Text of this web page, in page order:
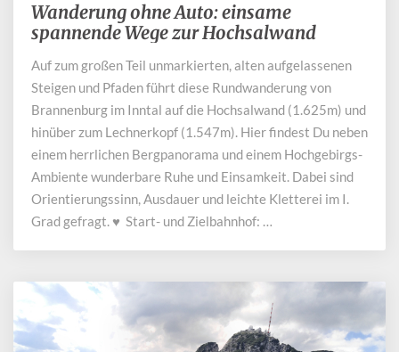
Wanderung
ohne
einsame
spannende
Wege
zur
Hochsalwand
Wanderung ohne Auto: einsame
spannende Wege zur Hochsalwand
Auf zum großen Teil unmarkierten, alten aufgelassenen
Steigen und Pfaden führt diese Rundwanderung von
Brannenburg im Inntal auf die Hochsalwand (1.625m) und
hinüber zum Lechnerkopf (1.547m). Hier findest Du neben
einem herrlichen Bergpanorama und einem Hochgebirgs-
Ambiente wunderbare Ruhe und Einsamkeit. Dabei sind
Orientierungssinn, Ausdauer und leichte Kletterei im I.
Grad gefragt. ♥ Start- und Zielbahnhof: …